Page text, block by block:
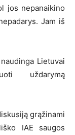
jos nepanaikino
Jam iš
Lietuvai
uždarymą
grąžinami
IAE saugos